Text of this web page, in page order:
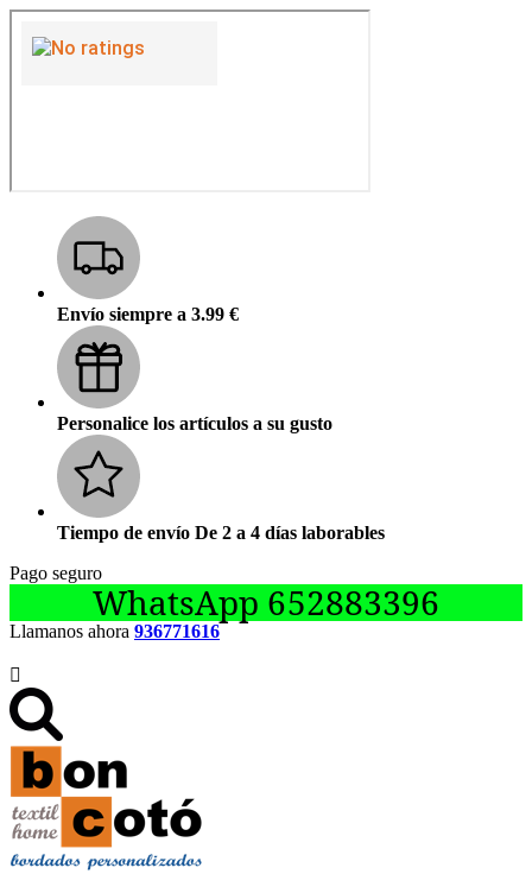
Envío siempre a 3.99 €
Personalice los artículos a su gusto
Tiempo de envío De 2 a 4 días laborables
Pago seguro
WhatsApp 652883396
Llamanos ahora 936771616
